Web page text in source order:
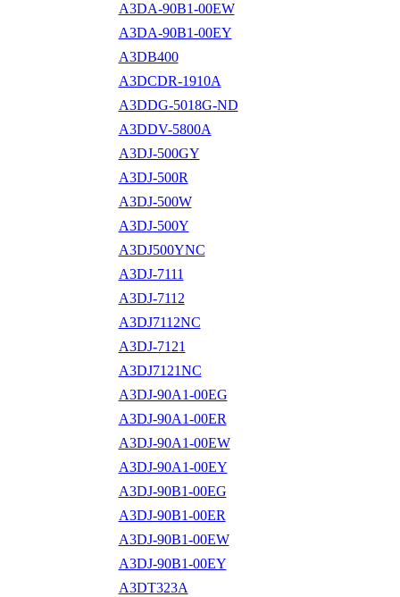
A3DA-90B1-00EW
A3DA-90B1-00EY
A3DB400
A3DCDR-1910A
A3DDG-5018G-ND
A3DDV-5800A
A3DJ-500GY
A3DJ-500R
A3DJ-500W
A3DJ-500Y
A3DJ500YNC
A3DJ-7111
A3DJ-7112
A3DJ7112NC
A3DJ-7121
A3DJ7121NC
A3DJ-90A1-00EG
A3DJ-90A1-00ER
A3DJ-90A1-00EW
A3DJ-90A1-00EY
A3DJ-90B1-00EG
A3DJ-90B1-00ER
A3DJ-90B1-00EW
A3DJ-90B1-00EY
A3DT323A